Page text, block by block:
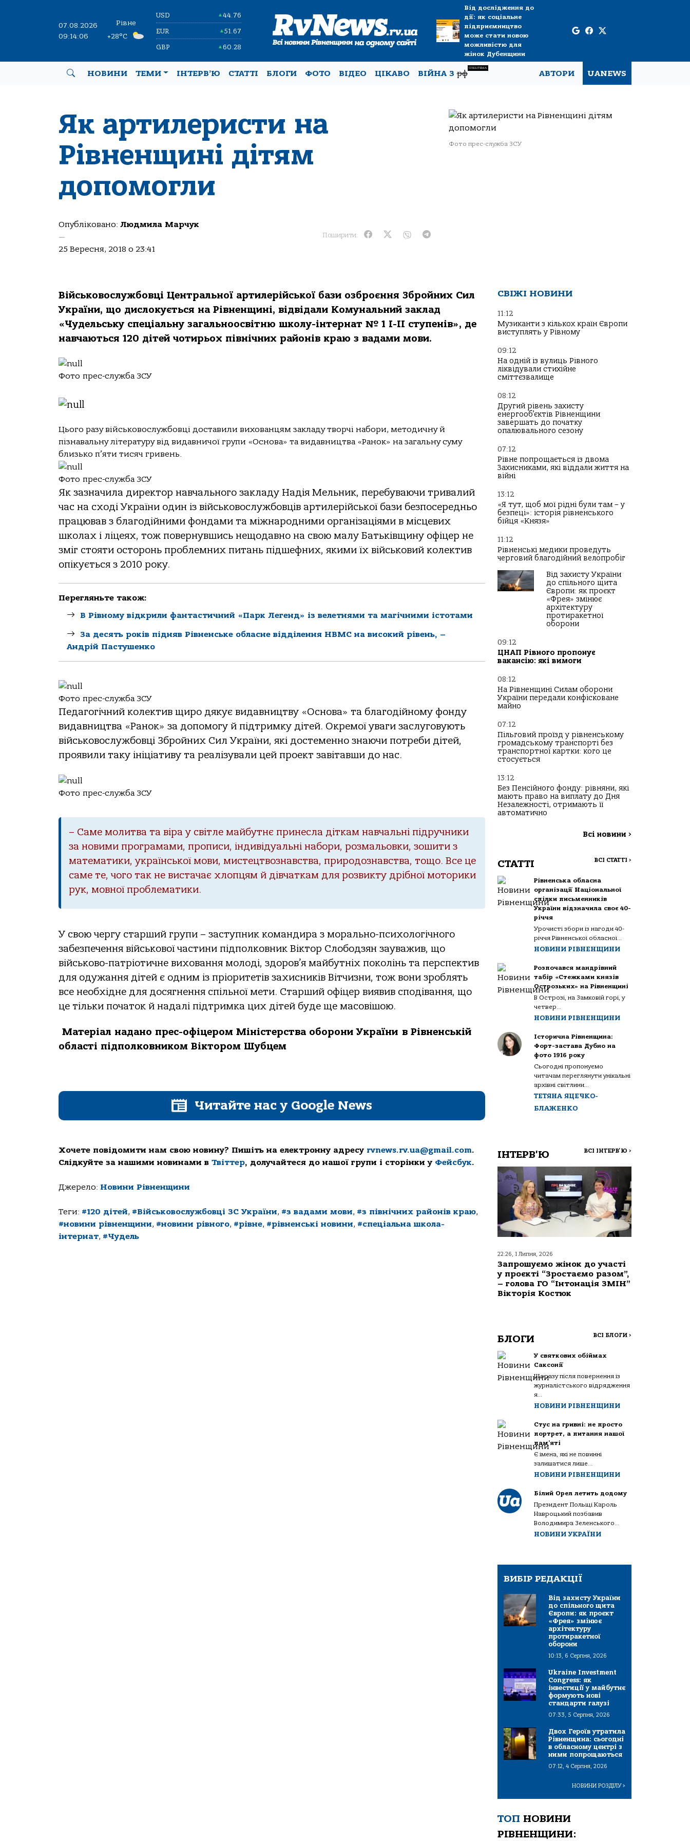
07.08.2026
09:14:07
Рівне
+28°C
USD ▲44.76
EUR ▲51.67
GBP ▲60.28
Від дослідження до
дії: як соціальне
підприємництво
може стати новою
можливістю для
жінок Дубенщини
НОВИНИ ТЕМИ ІНТЕРВ’Ю СТАТТІ БЛОГИ ФОТО ВІДЕО ЦІКАВО ВІЙНА Зрф
СПЕЦТЕМА
АВТОРИ UANEWS
Як артилеристи на
Рівненщині дітям
допомогли
Опубліковано: Людмила Марчук
—
25 Вересня, 2018 о 23:41
Поширити:
Фото прес-служба ЗСУ
Військовослужбовці Центральної артилерійської бази озброєння Збройних Сил
України, що дислокується на Рівненщині, відвідали Комунальний заклад
«Чудельську спеціальну загальноосвітню школу-інтернат № 1 І-ІІ ступенів», де
навчаються 120 дітей чотирьох північних районів краю з вадами мови.
Фото прес-служба ЗСУ
Цього разу військовослужбовці доставили вихованцям закладу творчі набори, методичну й
пізнавальну літературу від видавничої групи «Основа» та видавництва «Ранок» на загальну суму
близько п’яти тисяч гривень.
Фото прес-служба ЗСУ
Як зазначила директор навчального закладу Надія Мельник, перебуваючи тривалий
час на сході України один із військовослужбовців артилерійської бази безпосередньо
працював з благодійними фондами та міжнародними організаціями в місцевих
школах і ліцеях, тож повернувшись нещодавно на свою малу Батьківщину офіцер не
зміг стояти осторонь проблемних питань підшефних, якими їх військовий колектив
опікується з 2010 року.
Перегляньте також:
В Рівному відкрили фантастичний «Парк Легенд» із велетнями та магічними істотами
За десять років підняв Рівненське обласне відділення НВМС на високий рівень, –
Андрій Пастушенко
Фото прес-служба ЗСУ
Педагогічний колектив щиро дякує видавництву «Основа» та благодійному фонду
видавництва «Ранок» за допомогу й підтримку дітей. Окремої уваги заслуговують
військовослужбовці Збройних Сил України, які достеменно знаючи потреби дітей,
проявили таку ініціативу та реалізували цей проект завітавши до нас.
Фото прес-служба ЗСУ
– Саме молитва та віра у світле майбутнє принесла діткам навчальні підручники
за новими програмами, прописи, індивідуальні набори, розмальовки, зошити з
математики, української мови, мистецтвознавства, природознавства, тощо. Все це
саме те, чого так не вистачає хлопцям й дівчаткам для розвикту дрібної моторики
рук, мовної проблематики.
У свою чергу старший групи – заступник командира з морально-психологічного
забезпечення військової частини підполковник Віктор Слободзян зауважив, що
військово-патріотичне виховання молоді, здоров’я майбутніх поколінь та перспектив
для одужання дітей є одним із пріоритетів захисників Вітчизни, тож вони зроблять
все необхідне для досягнення спільної мети. Старший офіцер виявив сподівання, що
це тільки початок й надалі підтримка цих дітей буде ще масовішою.
Матеріал надано прес-офіцером Міністерства оборони України в Рівненській
області підполковником Віктором Шубцем
Читайте нас у Google News
Хочете повідомити нам свою новину? Пишіть на електронну адресу rvnews.rv.ua@gmail.com.
Слідкуйте за нашими новинами в Твіттер, долучайтеся до нашої групи і сторінки у Фейсбук.
Джерело: Новини Рівненщини
Теги: #120 дітей, #Військовослужбовці ЗС України, #з вадами мови, #з північних районів краю,
#новини рівненщини, #новини рівного, #рівне, #рівненські новини, #спеціальна школа-
інтернат, #Чудель
СВІЖІ НОВИНИ
11:12
Музиканти з кількох країн Європи
виступлять у Рівному
09:12
На одній із вулиць Рівного
ліквідували стихійне
сміттєзвалище
08:12
Другий рівень захисту
енергооб’єктів Рівненщини
завершать до початку
опалювального сезону
07:12
Рівне попрощається із двома
Захисниками, які віддали життя на
війні
13:12
«Я тут, щоб мої рідні були там – у
безпеці»: історія рівненського
бійця «Князя»
11:12
Рівненські медики проведуть
черговий благодійний велопробіг
Від захисту України
до спільного щита
Європи: як проєкт
«Фрея» змінює
архітектуру
протиракетної
оборони
09:12
ЦНАП Рівного пропонує
вакансію: які вимоги
08:12
На Рівненщині Силам оборони
України передали конфісковане
майно
07:12
Пільговий проїзд у рівненському
громадському транспорті без
транспортної картки: кого це
стосується
13:12
Без Пенсійного фонду: рівняни, які
мають право на виплату до Дня
Незалежності, отримають її
автоматично
Всі новини >
СТАТТІ ВСІ СТАТТІ >
Рівненська обласна
організації Національної
спілки письменників
України відзначила своє 40-
річчя
Урочисті збори із нагоди 40-
річчя Рівненської обласної...
НОВИНИ РІВНЕНЩИНИ
Розпочався мандрівний
табір «Стежками князів
Острозьких» на Рівненщині
В Острозі, на Замковій горі, у
четвер...
НОВИНИ РІВНЕНЩИНИ
Історична Рівненщина:
Форт-застава Дубно на
фото 1916 року
Сьогодні пропонуємо
читачам переглянути унікальні
архівні світлини...
ТЕТЯНА ЯЦЕЧКО-
БЛАЖЕНКО
ІНТЕРВ'Ю ВСІ ІНТЕРВ'Ю >
22:26, 1 Липня, 2026
Запрошуємо жінок до участі
у проєкті “Зростаємо разом”,
– голова ГО “Інтонація ЗМІН”
Вікторія Костюк
БЛОГИ ВСІ БЛОГИ >
У святкових обіймах
Саксонії
Щоразу після повернення із
журналістського відрядження
я...
НОВИНИ РІВНЕНЩИНИ
Стус на гривні: не просто
портрет, а питання нашої
пам’яті
Є імена, які не повинні
залишатися лише...
НОВИНИ РІВНЕНЩИНИ
Білий Орел летить додому
Президент Польщі Кароль
Навроцький позбавив
Володимира Зеленського...
НОВИНИ УКРАЇНИ
ВИБІР РЕДАКЦІЇ
Від захисту України
до спільного щита
Європи: як проєкт
«Фрея» змінює
архітектуру
протиракетної
оборони
10:13, 6 Серпня, 2026
Ukraine Investment
Congress: як
інвестиції у майбутнє
формують нові
стандарти галузі
07:33, 5 Серпня, 2026
Двох Героїв утратила
Рівненщина: сьогодні
в обласному центрі з
ними попрощаються
07:12, 4 Серпня, 2026
НОВИНИ РОЗДІЛУ>
ТОП НОВИНИ
РІВНЕНЩИНИ: